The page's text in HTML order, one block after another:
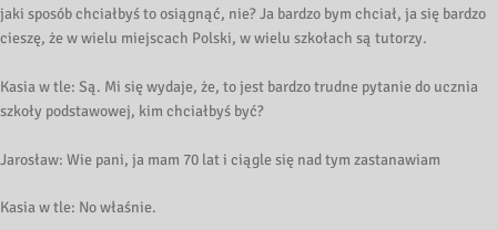
jaki sposób chciałbyś to osiągnąć, nie? Ja bardzo bym chciał, ja się bardzo
cieszę, że w wielu miejscach Polski, w wielu szkołach są tutorzy.
Kasia w tle: Są. Mi się wydaje, że, to jest bardzo trudne pytanie do ucznia
szkoły podstawowej, kim chciałbyś być?
Jarosław: Wie pani, ja mam 70 lat i ciągle się nad tym zastanawiam
Kasia w tle: No właśnie.